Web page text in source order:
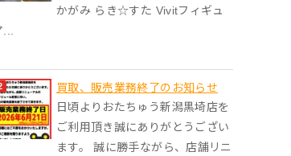
かがみ らき☆すた Vivitフィギュ
買取、販売業務終了のお知らせ
日頃よりおたちゅう新潟黒埼店を
ご利用頂き誠にありがとうござい
ます。 誠に勝手ながら、店舗リニ